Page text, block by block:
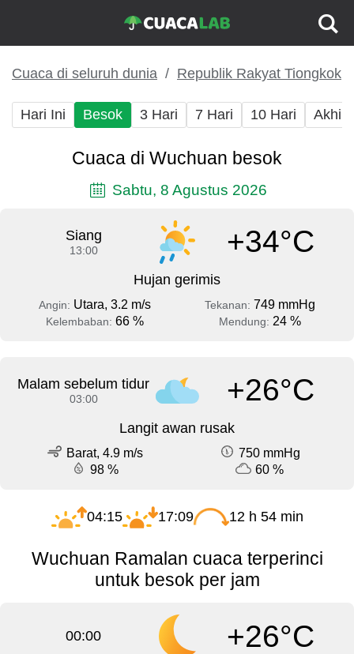
Cuaca di seluruh dunia Republik Rakyat Tiongkok
Hari Ini Besok 3 Hari 7 Hari 10 Hari Akhir
Cuaca di Wuchuan besok
Sabtu, 8 Agustus 2026
Siang
13:00 +34°C
Hujan gerimis
Angin: Utara, 3.2 m/s Tekanan: 749 mmHg
Kelembaban: 66 % Mendung: 24 %
Malam sebelum tidur
03:00 +26°C
Langit awan rusak
Barat, 4.9 m/s
750 mmHg
98 %
60 %
04:15 17:09 12 h 54 min
Wuchuan Ramalan cuaca terperinci
untuk besok per jam
00:00 +26°C